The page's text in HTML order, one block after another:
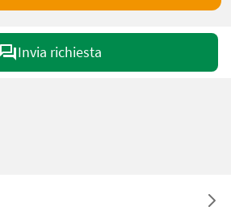
Invia richiesta